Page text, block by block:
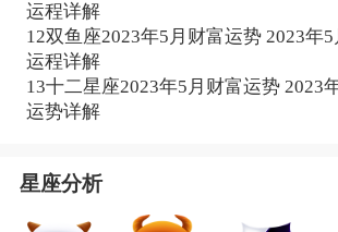
结交更多重要的朋友。这些朋友可
道路上给他们指点迷津，有机会发
持自己。成绩提高了，工作能力提
好成绩。
星座乐原创文章，转载需注明出处
运程详解
12双鱼座2023年5月财富运势 2023年
运程详解
13十二星座2023年5月财富运势 2023
运势详解
星座分析